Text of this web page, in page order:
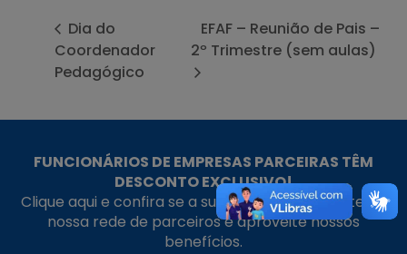
Dia do
Coordenador
Pedagógico
EFAF – Reunião de Pais –
2º Trimestre (sem aulas)
FUNCIONÁRIOS DE EMPRESAS PARCEIRAS TÊM
DESCONTO EXCLUSIVO!
Clique aqui e confira se a sua empresa faz parte da
nossa rede de parceiros e aproveite nossos
benefícios.